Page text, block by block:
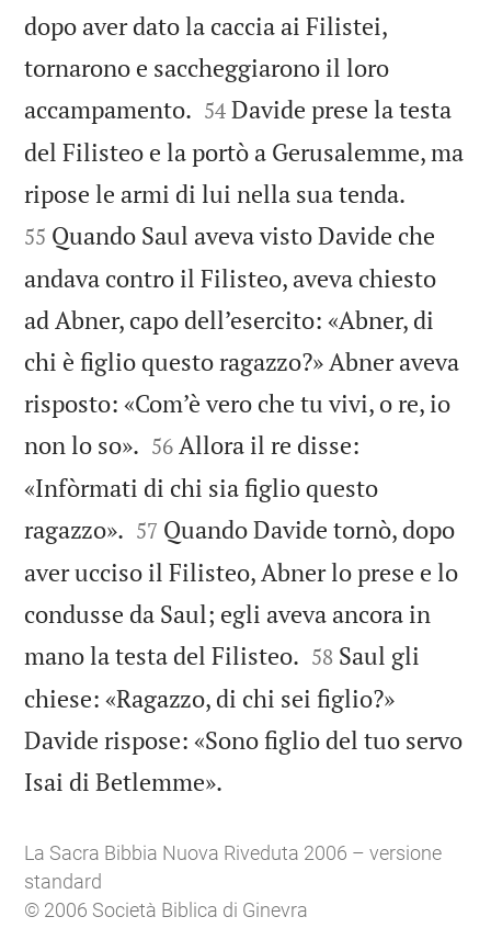
dopo aver dato la caccia ai Filistei,
tornarono e saccheggiarono il loro
accampamento. 

54 Davide prese la testa
del Filisteo e la portò a Gerusalemme, ma
ripose le armi di lui nella sua tenda.
55 Quando Saul aveva visto Davide che
andava contro il Filisteo, aveva chiesto
ad Abner, capo dell’esercito: «Abner, di
chi è figlio questo ragazzo?» Abner aveva
risposto: «Com’è vero che tu vivi, o re, io
non lo so». 

56 Allora il re disse:
«Infòrmati di chi sia figlio questo
ragazzo». 

57 Quando Davide tornò, dopo
aver ucciso il Filisteo, Abner lo prese e lo
condusse da Saul; egli aveva ancora in
mano la testa del Filisteo. 

58 Saul gli
chiese: «Ragazzo, di chi sei figlio?»
Davide rispose: «Sono figlio del tuo servo
Isai di Betlemme».
La Sacra Bibbia Nuova Riveduta 2006 – versione
standard
© 2006 Società Biblica di Ginevra